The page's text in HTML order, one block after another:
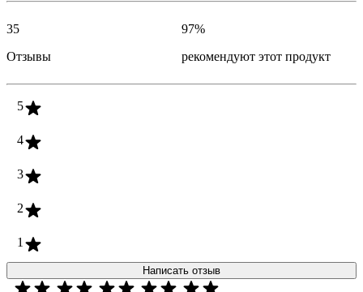
35
Отзывы
97%
рекомендуют этот продукт
5
4
3
2
1
Написать отзыв